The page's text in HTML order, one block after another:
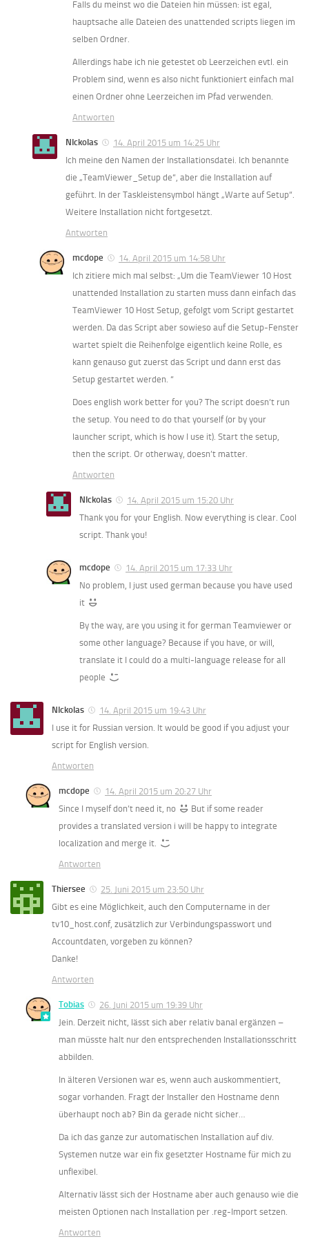
Falls du meinst wo die Dateien hin müssen: ist egal,
hauptsache alle Dateien des unattended scripts liegen im
selben Ordner.
Allerdings habe ich nie getestet ob Leerzeichen evtl. ein
Problem sind, wenn es also nicht funktioniert einfach mal
einen Ordner ohne Leerzeichen im Pfad verwenden.
Antworten
NIckolas
14. April 2015 um 14:25 Uhr
Ich meine den Namen der Installationsdatei. Ich benannte
die „TeamViewer_Setup de“, aber die Installation auf
geführt. In der Taskleistensymbol hängt „Warte auf Setup“.
Weitere Installation nicht fortgesetzt.
Antworten
mcdope
14. April 2015 um 14:58 Uhr
Ich zitiere mich mal selbst: „Um die TeamViewer 10 Host
unattended Installation zu starten muss dann einfach das
TeamViewer 10 Host Setup, gefolgt vom Script gestartet
werden. Da das Script aber sowieso auf die Setup-Fenster
wartet spielt die Reihenfolge eigentlich keine Rolle, es
kann genauso gut zuerst das Script und dann erst das
Setup gestartet werden. “
Does english work better for you? The script doesn’t run
the setup. You need to do that yourself (or by your
launcher script, which is how I use it). Start the setup,
then the script. Or otherway, doesn’t matter.
Antworten
NIckolas
14. April 2015 um 15:20 Uhr
Thank you for your English. Now everything is clear. Cool
script. Thank you!
mcdope
14. April 2015 um 17:33 Uhr
No problem, I just used german because you have used
it
By the way, are you using it for german Teamviewer or
some other language? Because if you have, or will,
translate it I could do a multi-language release for all
people
NIckolas
14. April 2015 um 19:43 Uhr
I use it for Russian version. It would be good if you adjust your
script for English version.
Antworten
mcdope
14. April 2015 um 20:27 Uhr
Since I myself don’t need it, no
But if some reader
provides a translated version i will be happy to integrate
localization and merge it.
Antworten
Thiersee
25. Juni 2015 um 23:50 Uhr
Gibt es eine Möglichkeit, auch den Computername in der
tv10_host.conf, zusätzlich zur Verbindungspasswort und
Accountdaten, vorgeben zu können?
Danke!
Antworten
Tobias
26. Juni 2015 um 19:39 Uhr
Jein. Derzeit nicht, lässt sich aber relativ banal ergänzen –
man müsste halt nur den entsprechenden Installationsschritt
abbilden.
In älteren Versionen war es, wenn auch auskommentiert,
sogar vorhanden. Fragt der Installer den Hostname denn
überhaupt noch ab? Bin da gerade nicht sicher…
Da ich das ganze zur automatischen Installation auf div.
Systemen nutze war ein fix gesetzter Hostname für mich zu
unflexibel.
Alternativ lässt sich der Hostname aber auch genauso wie die
meisten Optionen nach Installation per .reg-Import setzen.
Antworten